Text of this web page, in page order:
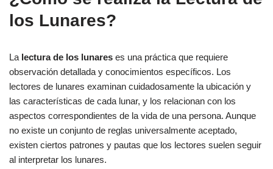
los Lunares?
La lectura de los lunares es una práctica que requiere
observación detallada y conocimientos específicos. Los
lectores de lunares examinan cuidadosamente la ubicación y
las características de cada lunar, y los relacionan con los
aspectos correspondientes de la vida de una persona. Aunque
no existe un conjunto de reglas universalmente aceptado,
existen ciertos patrones y pautas que los lectores suelen seguir
al interpretar los lunares.